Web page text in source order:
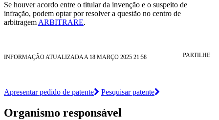
Se houver acordo entre o titular da invenção e o suspeito de
infração, podem optar por resolver a questão no centro de
arbitragem ARBITRARE.
INFORMAÇÃO ATUALIZADA A 18 MARÇO 2025 21:58 PARTILHE
Apresentar pedido de patente Pesquisar patente
Organismo responsável